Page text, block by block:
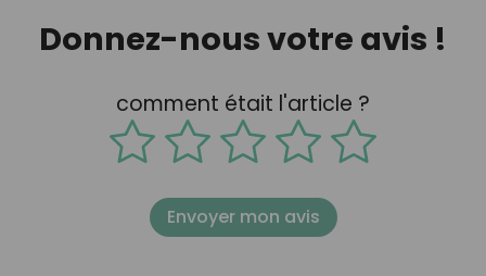
Donnez-nous votre avis !
comment était l'article ?
Envoyer mon avis